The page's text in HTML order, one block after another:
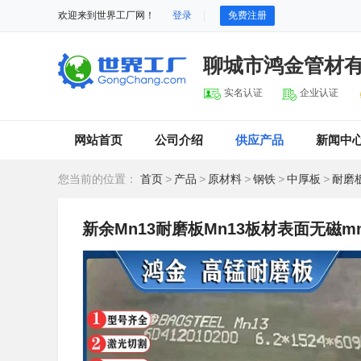
欢迎来到世界工厂网！ 登录 免费注册
聊城市鸿金管材
实名认证 企业认证
网站首页 公司介绍 供应产品 新闻中
您当前的位置： 首页 > 产品 > 原材料 >钢铁 >中厚板 >耐磨
新余Mn13耐磨板Mn13板材表面无磁